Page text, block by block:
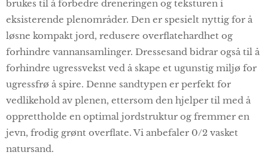
brukes til å forbedre dreneringen og teksturen i
eksisterende plenområder. Den er spesielt nyttig for å
løsne kompakt jord, redusere overflatehardhet og
forhindre vannansamlinger. Dressesand bidrar også til å
forhindre ugressvekst ved å skape et ugunstig miljø for
ugressfrø å spire. Denne sandtypen er perfekt for
vedlikehold av plenen, ettersom den hjelper til med å
opprettholde en optimal jordstruktur og fremmer en
jevn, frodig grønt overflate. Vi anbefaler 0/2 vasket
natursand.